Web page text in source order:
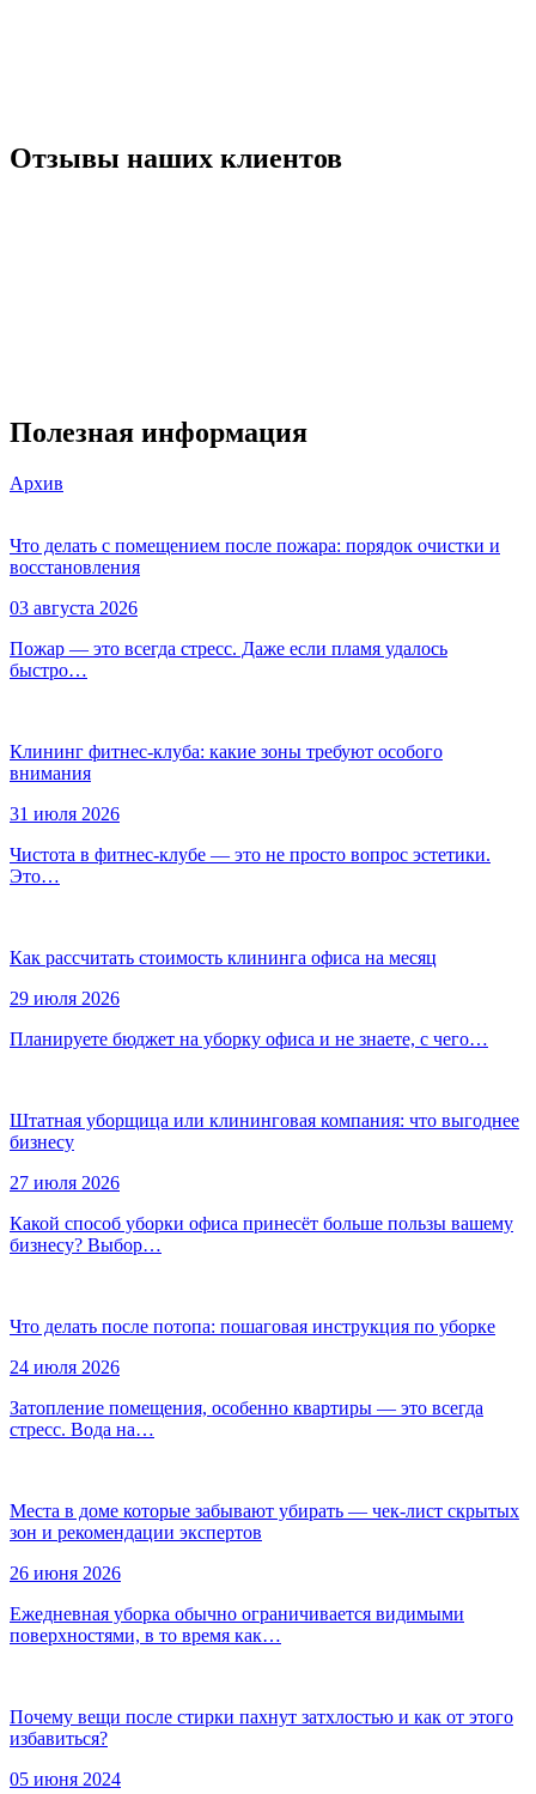
Отзывы наших клиентов
Полезная информация
Архив
Что делать с помещением после пожара: порядок очистки и
восстановления
03 августа 2026
Пожар — это всегда стресс. Даже если пламя удалось
быстро…
Клининг фитнес-клуба: какие зоны требуют особого
внимания
31 июля 2026
Чистота в фитнес-клубе — это не просто вопрос эстетики.
Это…
Как рассчитать стоимость клининга офиса на месяц
29 июля 2026
Планируете бюджет на уборку офиса и не знаете, с чего…
Штатная уборщица или клининговая компания: что выгоднее
бизнесу
27 июля 2026
Какой способ уборки офиса принесёт больше пользы вашему
бизнесу? Выбор…
Что делать после потопа: пошаговая инструкция по уборке
24 июля 2026
Затопление помещения, особенно квартиры — это всегда
стресс. Вода на…
Места в доме которые забывают убирать — чек-лист скрытых
зон и рекомендации экспертов
26 июня 2026
Ежедневная уборка обычно ограничивается видимыми
поверхностями, в то время как…
Почему вещи после стирки пахнут затхлостью и как от этого
избавиться?
05 июня 2024